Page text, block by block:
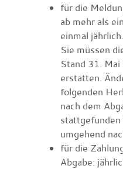
für die
ab mehr als
einmal jährlich.
Sie müssen
Stand 31.
erstatten.
folgenden
nach dem
stattgefunden
umgehend
für die
Abgabe: